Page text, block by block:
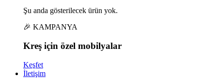
Şu anda gösterilecek ürün yok.
🎉 KAMPANYA
Kreş için özel mobilyalar
Keşfet
İletişim